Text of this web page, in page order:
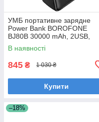
УМБ портативне зарядне
Power Bank BOROFONE
BJ80B 30000 mAh, 2USB,
Type-C, 2A, QC 22.5W, чорне
В наявності
845 ₴ 1 030 ₴
Купити
–18%